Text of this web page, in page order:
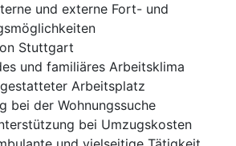
und externe Fort- und
Stuttgart
und familiäres Arbeitsklima
Arbeitsplatz
bei der Wohnungssuche
bei Umzugskosten